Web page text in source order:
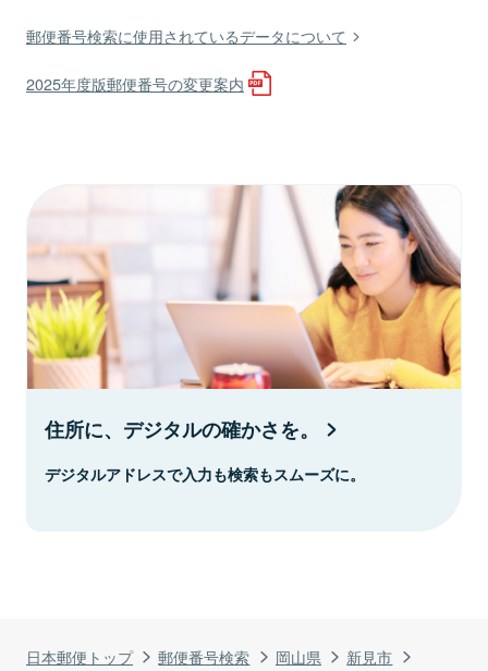
日本郵便トップ 郵便番号検索 岡山県
新見市
郵便番号検索に使用されているデータについて
2025年度版郵便番号の変更案内
住所に、デジタルの確かさを。
デジタルアドレスで入力も検索もスムーズに。